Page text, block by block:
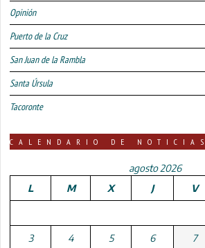
Opinión
Puerto de la Cruz
San Juan de la Rambla
Santa Úrsula
Tacoronte
CALENDARIO DE NOTICIAS
agosto 2026
L
M X J V
3 4 5 6 7